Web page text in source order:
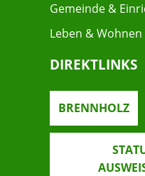
Gemeinde &
Leben & Wohnen
DIREKTLINKS
BRENNHOLZ